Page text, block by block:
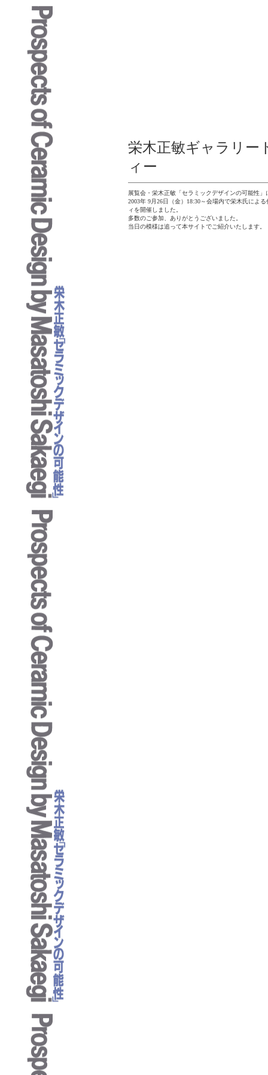
栄木正敏ギャラリー
ィー
展覧会・栄木正敏「セラミックデザインの可能性」
2003年 9月26日（金）18:30～会場内で栄木氏によ
ィを開催しました。
多数のご参加、ありがとうございました。
当日の模様は追って本サイトでご紹介いたします。